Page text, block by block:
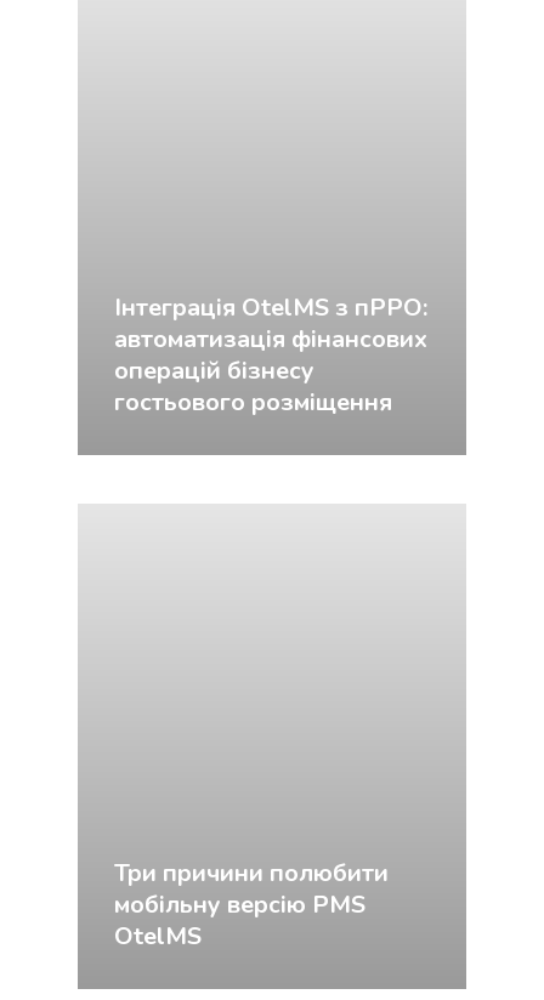
Інтеграція OtelMS з пРРО:
автоматизація фінансових
операцій бізнесу
гостьового розміщення
Три причини полюбити
мобільну версію PMS
OtelMS